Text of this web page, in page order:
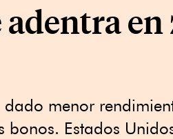
en
menor
Estados